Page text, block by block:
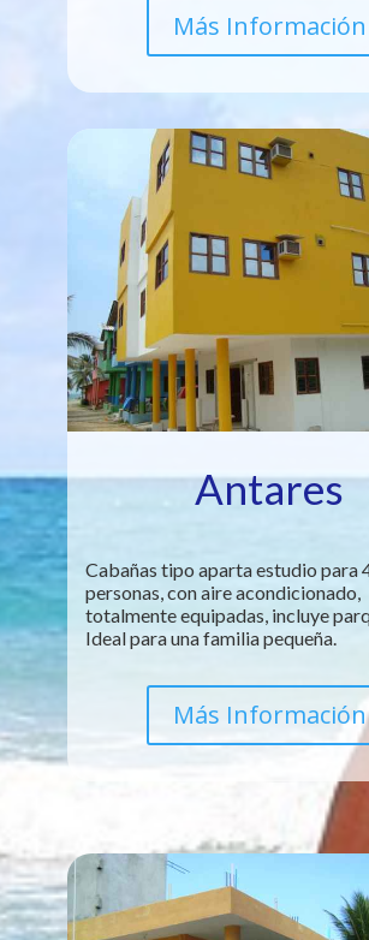
Más Información
Antares
Cabañas tipo aparta estudio para
personas, con aire acondicionado,
totalmente equipadas, incluye
Ideal para una familia pequeña.
Más Información